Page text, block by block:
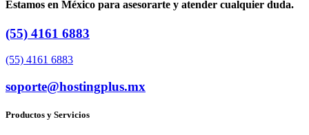
Estamos en México para asesorarte y atender cualquier duda.
(55) 4161 6883
(55) 4161 6883
soporte@hostingplus.mx
Productos y Servicios